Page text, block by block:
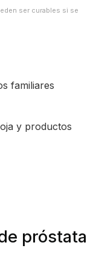
ser curables si se
familiares
y productos
próstata